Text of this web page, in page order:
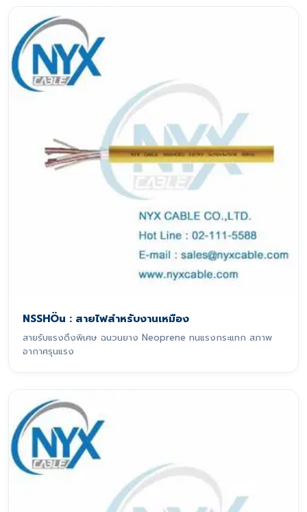
NSSHÖu : สายไฟสำหรับงานเหมือง
สายรับแรงดึงพิเศษ ฉนวนยาง Neoprene ทนแรงกระแทก สภาพ
อากาศรุนแรง